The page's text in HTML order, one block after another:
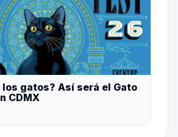
los gatos? Así será el Gato
CDMX